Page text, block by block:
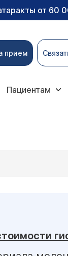
от 60
прием
Пациентам